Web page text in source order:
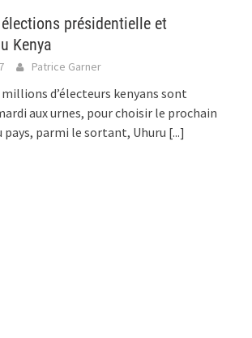
présidentielle et
Kenya
Patrice Garner
millions d’électeurs kenyans sont
aux urnes, pour choisir le prochain
pays, parmi le sortant, Uhuru [...]